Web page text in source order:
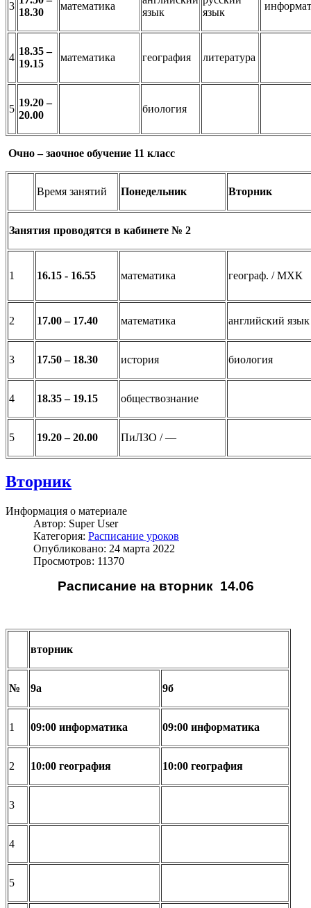
3
18.30
математика
язык
язык
4
18.35 –
19.15
математика география литература
5
19.20 –
20.00
биология
Очно – заочное обучение 11 класс
Время занятий Понедельник Вторник
Занятия проводятся в кабинете № 2
1 16.15 - 16.55 математика географ. / МХК
2 17.00 – 17.40 математика английский язык
3 17.50 – 18.30 история биология
4 18.35 – 19.15 обществознание
5 19.20 – 20.00 ПиЛЗО / ––
Вторник
Информация о материале
Автор: Super User
Категория: Расписание уроков
Опубликовано: 24 марта 2022
Просмотров: 11370
Расписание на вторник 14.06
вторник
№ 9а 9б
1 09:00 информатика 09:00 информатика
2 10:00 география 10:00 география
3
4
5